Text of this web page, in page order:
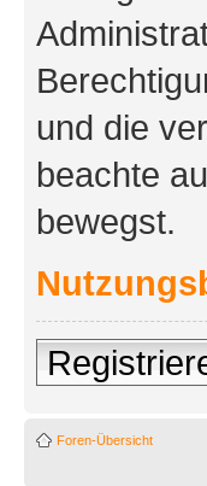
und die
beachte
bewegst.
Foren-Übersicht